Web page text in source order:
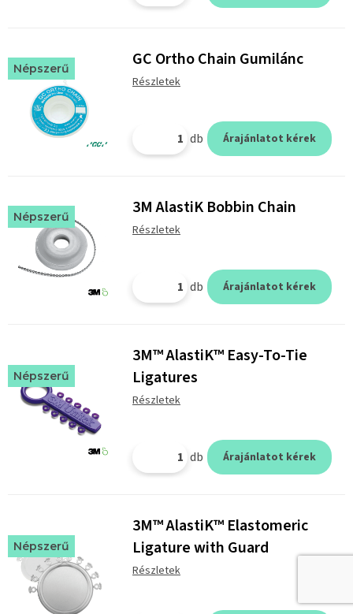
Népszerű GC Ortho Chain Gumilánc
Részletek
db Árajánlatot kérek
Népszerű 3M AlastiK Bobbin Chain
Részletek
db Árajánlatot kérek
Népszerű
3M™ AlastiK™ Easy-To-Tie
Ligatures
Részletek
db Árajánlatot kérek
Népszerű
3M™ AlastiK™ Elastomeric
Ligature with Guard
Részletek